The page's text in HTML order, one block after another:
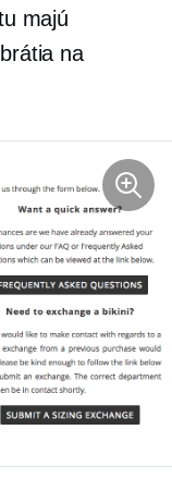
majú
na